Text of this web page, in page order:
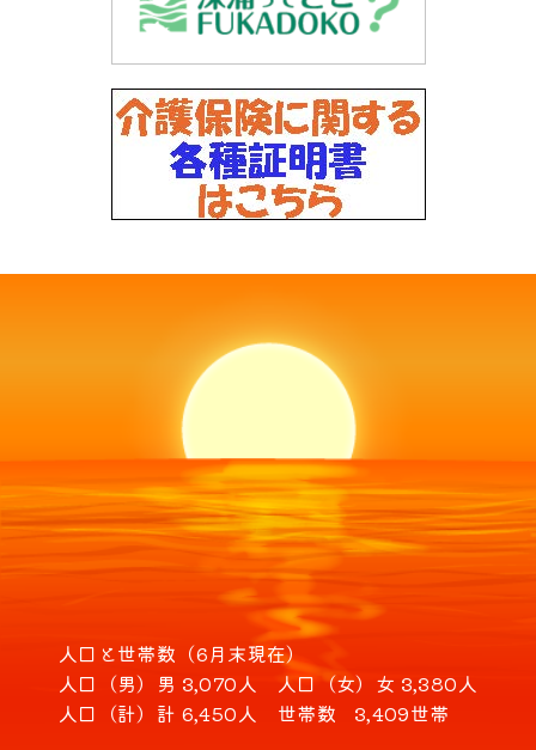
人口と世帯数（6月末現在）
人口（男） 男 3,070人 人口（女） 女 3,380人
人口（計） 計 6,450人 世帯数 3,409世帯